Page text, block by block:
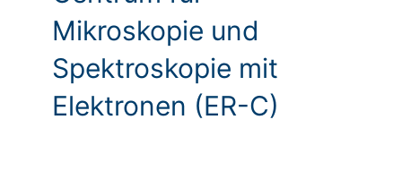
Mikroskopie und
Spektroskopie mit
Elektronen (ER-C)